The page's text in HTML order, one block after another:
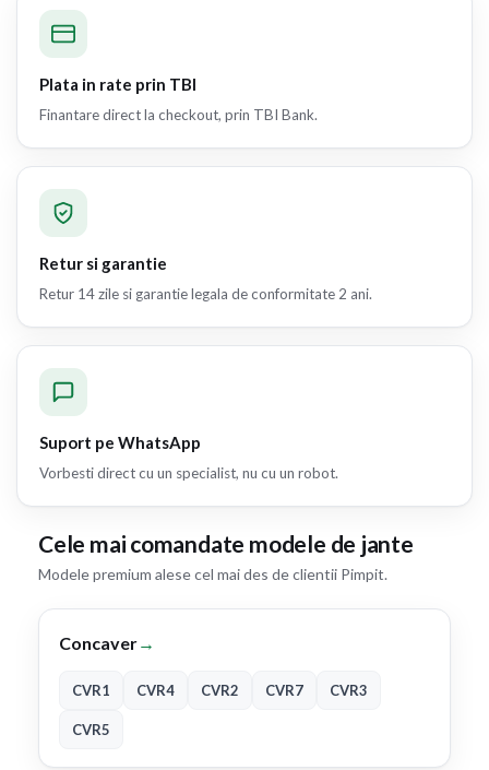
Plata in rate prin TBI
Finantare direct la checkout, prin TBI Bank.
Retur si garantie
Retur 14 zile si garantie legala de conformitate 2 ani.
Suport pe WhatsApp
Vorbesti direct cu un specialist, nu cu un robot.
Cele mai comandate modele de jante
Modele premium alese cel mai des de clientii Pimpit.
Concaver→
CVR1 CVR4 CVR2 CVR7 CVR3
CVR5